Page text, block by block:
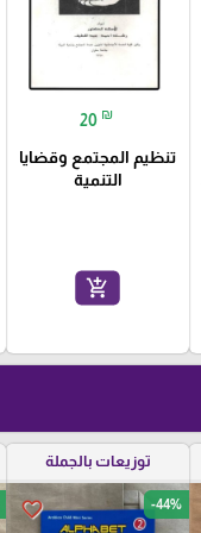
20 ₪
تنظيم المجتمع وقضايا
التنمية
add_shopping_cart
توزيعات بالجملة
favorite_border -44%